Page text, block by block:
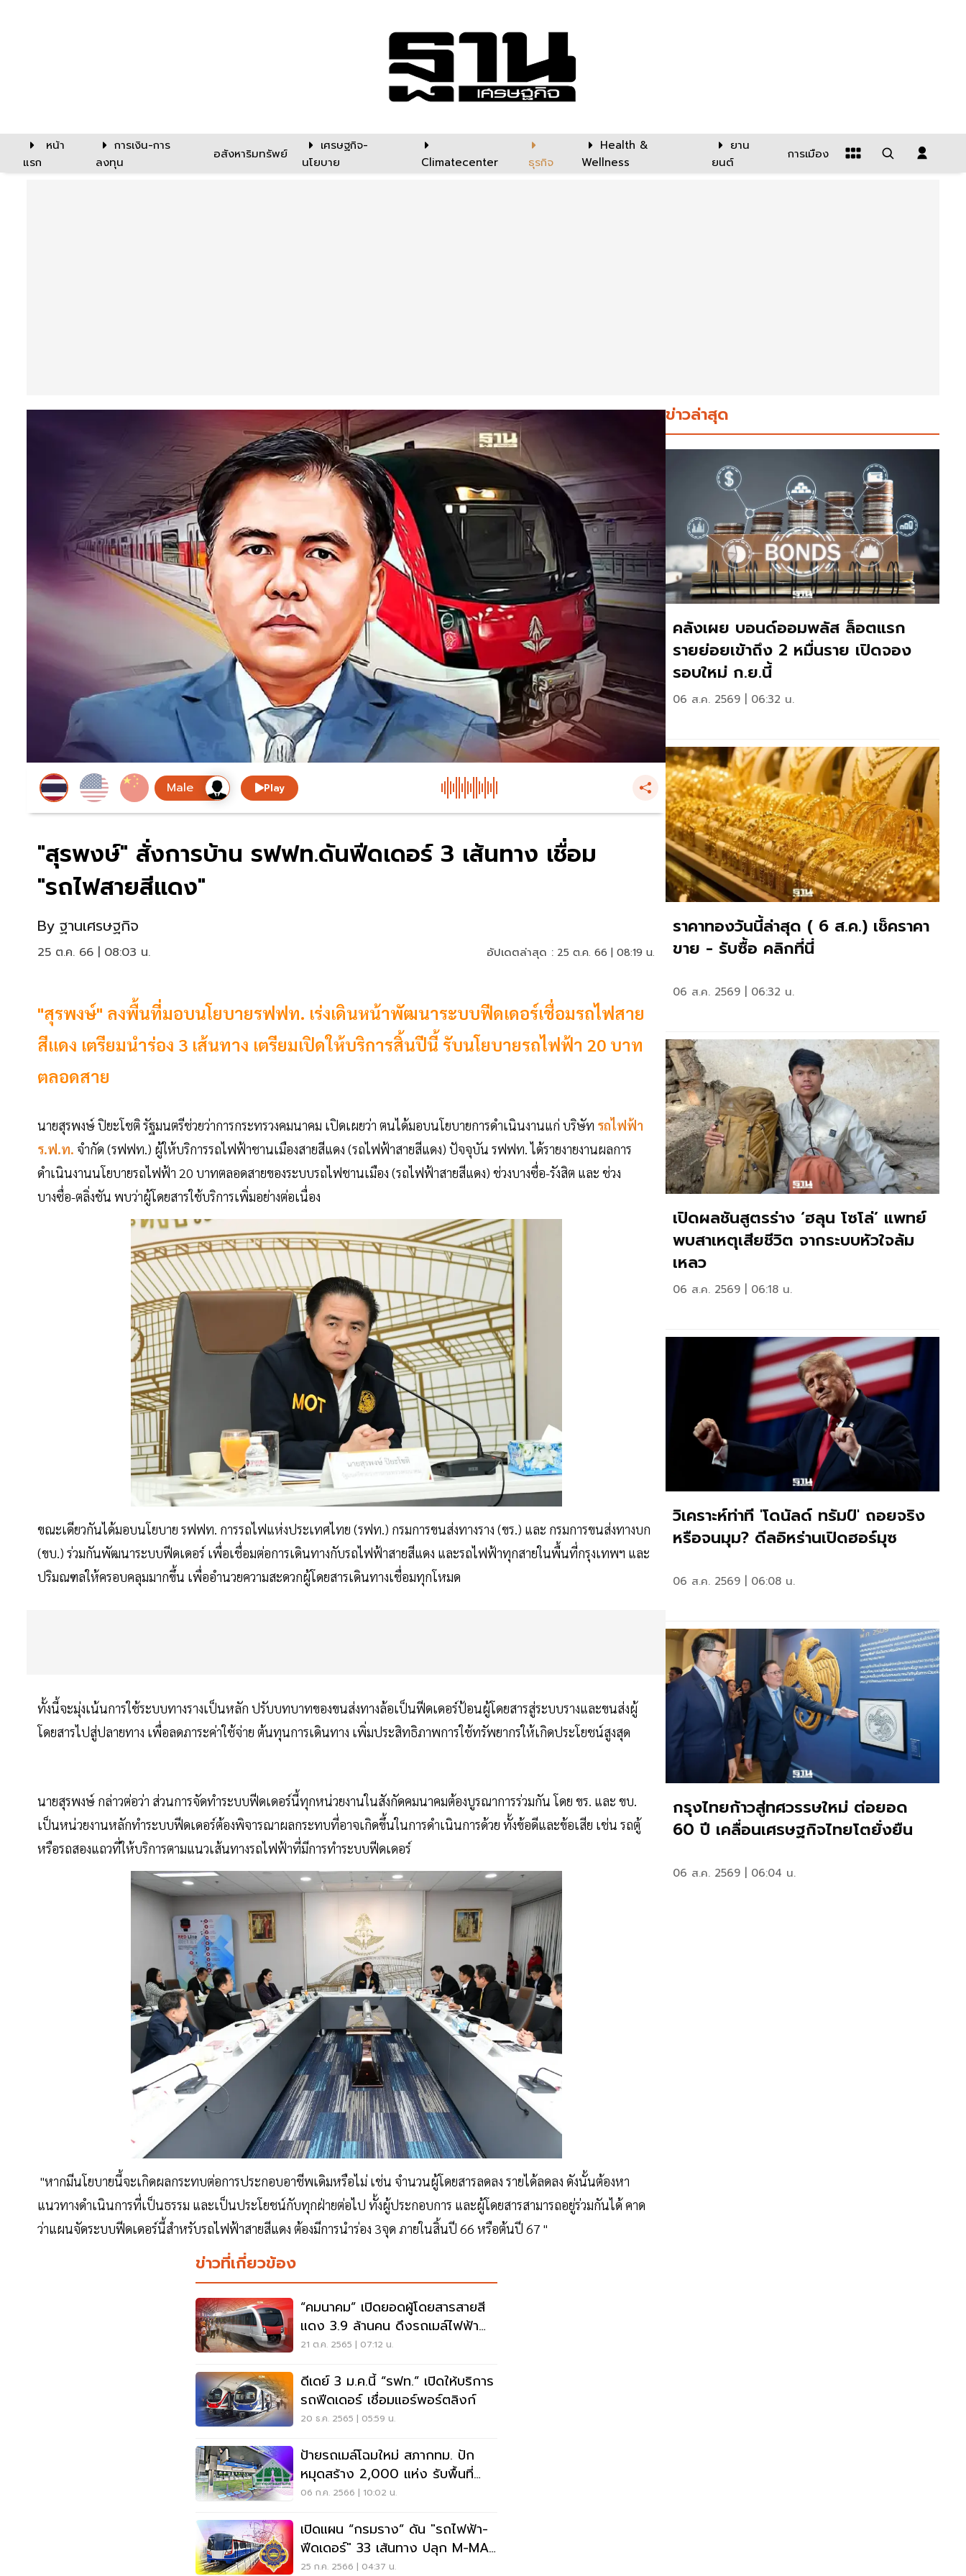
หน้า
แรก
การเงิน-การ
ลงทุน
อสังหาริมทรัพย์
เศรษฐกิจ-
นโยบาย
Climatecenter ธุรกิจ
Health &
Wellness
ยาน
ยนต์
การเมือง
Play
"สุรพงษ์" สั่งการบ้าน รฟฟท.ดันฟีดเดอร์ 3 เส้นทาง เชื่อม
"รถไฟสายสีแดง"
By ฐานเศรษฐกิจ
25 ต.ค. 66 | 08:03 น. อัปเดตล่าสุด : 25 ต.ค. 66 | 08:19 น.
"สุรพงษ์" ลงพื้นที่มอบนโยบายรฟฟท. เร่งเดินหน้าพัฒนาระบบฟีดเดอร์เชื่อมรถไฟสาย
สีแดง เตรียมนำร่อง 3 เส้นทาง เตรียมเปิดให้บริการสิ้นปีนี้ รับนโยบายรถไฟฟ้า 20 บาท
ตลอดสาย
นายสุรพงษ์ ปิยะโชติ รัฐมนตรีช่วยว่าการกระทรวงคมนาคม เปิดเผยว่า ตนได้มอบนโยบายการดำเนินงานแก่ บริษัท รถไฟฟ้า
ร.ฟ.ท. จำกัด (รฟฟท.) ผู้ให้บริการรถไฟฟ้าชานเมืองสายสีแดง (รถไฟฟ้าสายสีแดง) ปัจจุบัน รฟฟท. ได้รายงายงานผลการ
ดำเนินงานนโยบายรถไฟฟ้า 20 บาทตลอดสายของระบบรถไฟชานเมือง (รถไฟฟ้าสายสีแดง) ช่วงบางซื่อ-รังสิต และ ช่วง
บางซื่อ-ตลิ่งชัน พบว่าผู้โดยสารใช้บริการเพิ่มอย่างต่อเนื่อง
ขณะเดียวกันได้มอบนโยบาย รฟฟท. การรถไฟแห่งประเทศไทย (รฟท.) กรมการขนส่งทางราง (ขร.) และ กรมการขนส่งทางบก
(ขบ.) ร่วมกันพัฒนาระบบฟีดเดอร์ เพื่อเชื่อมต่อการเดินทางกับรถไฟฟ้าสายสีแดง และรถไฟฟ้าทุกสายในพื้นที่กรุงเทพฯ และ
ปริมณฑลให้ครอบคลุมมากขึ้น เพื่ออำนวยความสะดวกผู้โดยสารเดินทางเชื่อมทุกโหมด
ทั้งนี้จะมุ่งเน้นการใช้ระบบทางรางเป็นหลัก ปรับบทบาทของขนส่งทางล้อเป็นฟีดเดอร์ป้อนผู้โดยสารสู่ระบบรางและขนส่งผู้
โดยสารไปสู่ปลายทาง เพื่อลดภาระค่าใช้จ่าย ต้นทุนการเดินทาง เพิ่มประสิทธิภาพการใช้ทรัพยากรให้เกิดประโยชน์สูงสุด
นายสุรพงษ์ กล่าวต่อว่า ส่วนการจัดทำระบบฟีดเดอร์นี้ทุกหน่วยงานในสังกัดคมนาคมต้องบูรณาการร่วมกัน โดย ขร. และ ขบ.
เป็นหน่วยงานหลักทำระบบฟีดเดอร์ต้องพิจารณาผลกระทบที่อาจเกิดขึ้นในการดำเนินการด้วย ทั้งข้อดีและข้อเสีย เช่น รถตู้
หรือรถสองแถวที่ให้บริการตามแนวเส้นทางรถไฟฟ้าที่มีการทำระบบฟีดเดอร์
"หากมีนโยบายนี้จะเกิดผลกระทบต่อการประกอบอาชีพเดิมหรือไม่ เช่น จำนวนผู้โดยสารลดลง รายได้ลดลง ดังนั้นต้องหา
แนวทางดำเนินการที่เป็นธรรม และเป็นประโยชน์กับทุกฝ่ายต่อไป ทั้งผู้ประกอบการ และผู้โดยสารสามารถอยู่ร่วมกันได้ คาด
ว่าแผนจัดระบบฟีดเดอร์นี้สำหรับรถไฟฟ้าสายสีแดง ต้องมีการนำร่อง 3จุด ภายในสิ้นปี 66 หรือต้นปี 67 "
ข่าวที่เกี่ยวข้อง
“คมนาคม” เปิดยอดผู้โดยสารสายสี
แดง 3.9 ล้านคน ดึงรถเมล์ไฟฟ้า
เชื่อมฟีดเดอร์
21 ต.ค. 2565 | 07:12 น.
ดีเดย์ 3 ม.ค.นี้ “รฟท.” เปิดให้บริการ
รถฟีดเดอร์ เชื่อมแอร์พอร์ตลิงก์
20 ธ.ค. 2565 | 05:59 น.
ป้ายรถเมล์โฉมใหม่ สภากทม. ปัก
หมุดสร้าง 2,000 แห่ง รับพื้นที่
ฟีดเดอร์
06 ก.ค. 2566 | 10:02 น.
เปิดแผน “กรมราง” ดัน "รถไฟฟ้า-
ฟีดเดอร์" 33 เส้นทาง ปลุก M-MAP
2
25 ก.ค. 2566 | 04:37 น.
ข่าวล่าสุด
คลังเผย บอนด์ออมพลัส ล็อตแรก
รายย่อยเข้าถึง 2 หมื่นราย เปิดจอง
รอบใหม่ ก.ย.นี้
06 ส.ค. 2569 | 06:32 น.
ราคาทองวันนี้ล่าสุด ( 6 ส.ค.) เช็คราคา
ขาย - รับซื้อ คลิกที่นี่
06 ส.ค. 2569 | 06:32 น.
เปิดผลชันสูตรร่าง ‘ฮลุน โซโล่’ แพทย์
พบสาเหตุเสียชีวิต จากระบบหัวใจล้ม
เหลว
06 ส.ค. 2569 | 06:18 น.
วิเคราะห์ท่าที 'โดนัลด์ ทรัมป์' ถอยจริง
หรือจนมุม? ดีลอิหร่านเปิดฮอร์มุซ
06 ส.ค. 2569 | 06:08 น.
กรุงไทยก้าวสู่ทศวรรษใหม่ ต่อยอด
60 ปี เคลื่อนเศรษฐกิจไทยโตยั่งยืน
06 ส.ค. 2569 | 06:04 น.